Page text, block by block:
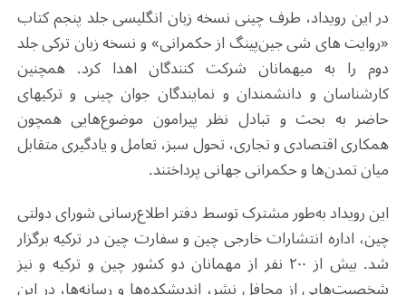
در این رویداد، طرف چینی نسخه زبان انگلیسی جلد پنجم کتاب
«روایت های شی جین‌پینگ از حکمرانی» و نسخه زبان ترکی جلد
دوم را به میهمانان شرکت کنندگان اهدا کرد. همچنین
کارشناسان و دانشمندان و نمایندگان جوان چینی و ترکیه‎ای
حاضر به بحث و تبادل نظر پیرامون موضوع‌هایی همچون
همکاری اقتصادی و تجاری، تحول سبز، تعامل و یادگیری متقابل
میان تمدن‌ها و حکمرانی جهانی پرداختند.
این رویداد به‌طور مشترک توسط دفتر اطلاع‌رسانی شورای دولتی
چین، اداره انتشارات خارجی چین و سفارت چین در ترکیه برگزار
شد. بیش از ۲۰۰ نفر از مهمانان دو کشور چین و ترکیه و نیز